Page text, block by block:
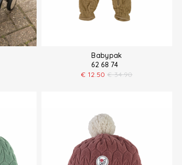
Babypak
62 68 74
€ 12.50 € 34.90